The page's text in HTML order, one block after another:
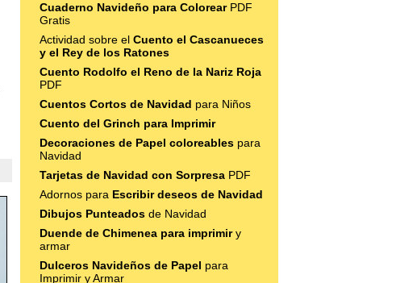
Cuaderno Navideño para ColorearPDF
Gratis
Actividad sobre el Cuento el Cascanueces
y el Rey de los Ratones
Cuento Rodolfo el Reno de la Nariz Roja
PDF
Cuentos Cortos de Navidad para Niños
Cuento del Grinch para Imprimir
Decoraciones de Papel coloreables para
Navidad
Tarjetas de Navidad con Sorpresa PDF
Adornos para Escribir deseos de Navidad
Dibujos Punteados de Navidad
Duende de Chimenea para imprimiry
armar
Dulceros Navideños de Papel para
Imprimir y Armar